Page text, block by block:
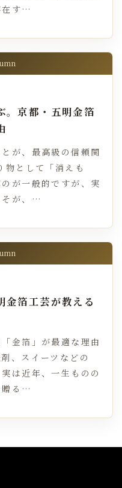
在す…
。京都・五明金箔
が、最高級の信頼関
物として「消えも
が一般的ですが、実
そが、…
金箔工芸が教える
金箔」が最適な理由
、スイーツなどの
は近年、一生ものの
贈る…